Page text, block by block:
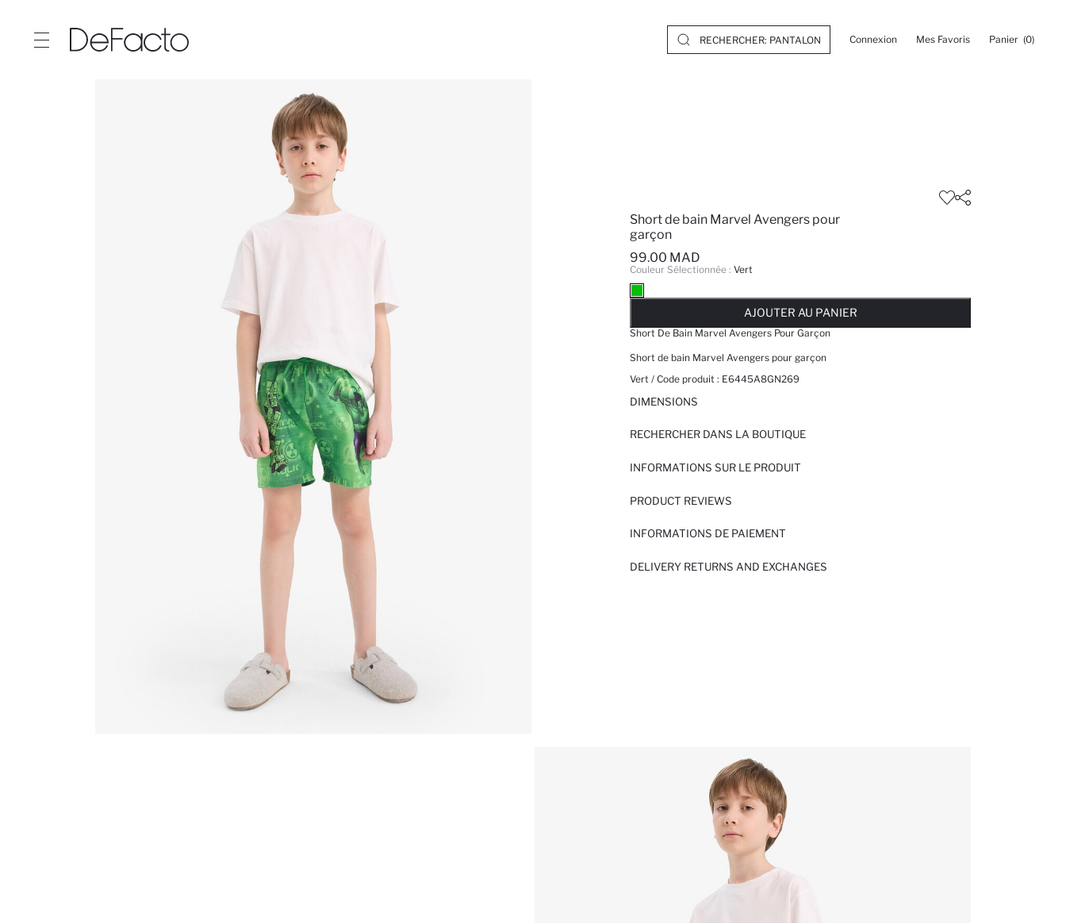
Connexion Mes Favoris Panier (0)
Short de bain Marvel Avengers pour
garçon
99.00 MAD
Couleur Sélectionnée : Vert
AJOUTER AU PANIER
Short De Bain Marvel Avengers Pour Garçon
Short de bain Marvel Avengers pour garçon
Vert / Code produit : E6445A8GN269
DIMENSIONS
RECHERCHER DANS LA BOUTIQUE
INFORMATIONS SUR LE PRODUIT
PRODUCT REVIEWS
INFORMATIONS DE PAIEMENT
DELIVERY RETURNS AND EXCHANGES